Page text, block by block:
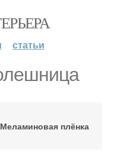
статьи
Меламиновая плёнка